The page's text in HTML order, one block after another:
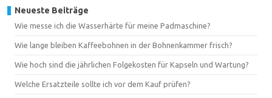
Neueste Beiträge
Wie messe ich die Wasserhärte für meine Padmaschine?
Wie lange bleiben Kaffeebohnen in der Bohnenkammer frisch?
Wie hoch sind die jährlichen Folgekosten für Kapseln und Wartung?
Welche Ersatzteile sollte ich vor dem Kauf prüfen?